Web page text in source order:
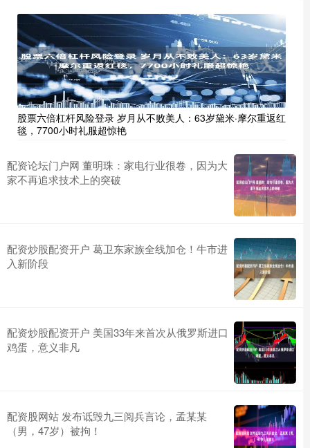
股票六倍杠杆风险登录 岁月从不败美人：63岁黛米·摩尔重返红
毯，7700小时礼服超惊艳
配资论坛门户网 董明珠：家电行业很卷，因为大
家不再追求技术上的突破
配资炒股配资开户 葛卫东家族全线加仓！牛市进
入新阶段
配资炒股配资开户 美国33年来首次从俄罗斯进口
鸡蛋，意义非凡
配资股网站 发布诋毁九三阅兵言论，孟某某
（男，47岁）被拘！